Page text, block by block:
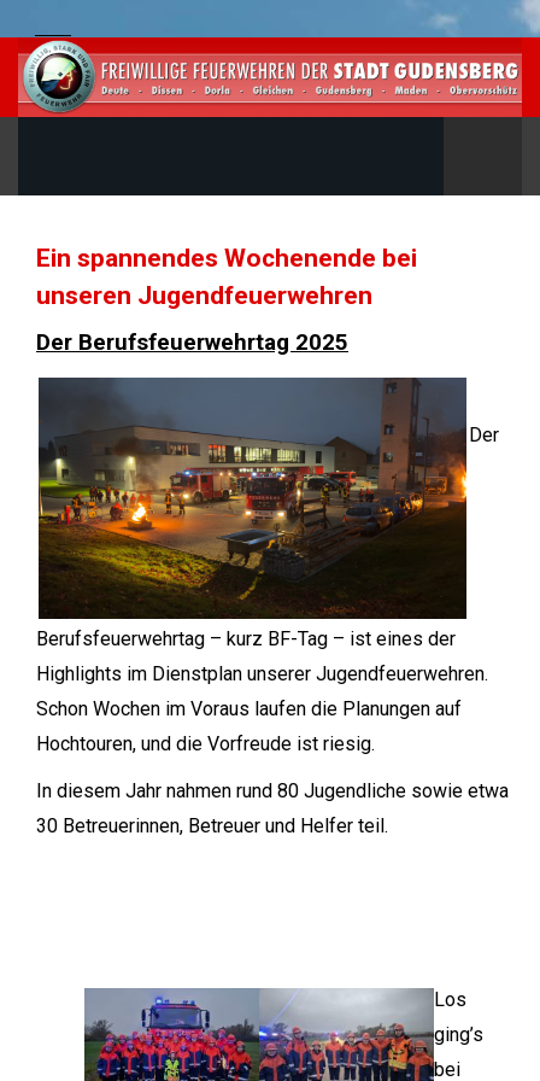
Ein spannendes Wochenende bei
unseren Jugendfeuerwehren
Der Berufsfeuerwehrtag 2025
Der
Berufsfeuerwehrtag – kurz BF-Tag – ist eines der
Highlights im Dienstplan unserer Jugendfeuerwehren.
Schon Wochen im Voraus laufen die Planungen auf
Hochtouren, und die Vorfreude ist riesig.
In diesem Jahr nahmen rund 80 Jugendliche sowie etwa
30 Betreuerinnen, Betreuer und Helfer teil.
Los
ging’s
bei